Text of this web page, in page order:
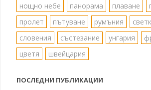
нощно небе
панорама плаване
пролет
пътуване румъния
словения
състезание унгария
цветя
швейцария
ПОСЛЕДНИ ПУБЛИКАЦИИ